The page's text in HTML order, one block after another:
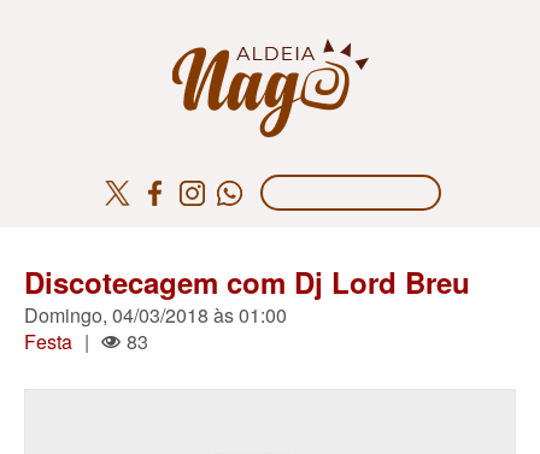
Discotecagem com Dj Lord Breu
Domingo, 04/03/2018 às 01:00
Festa | 83